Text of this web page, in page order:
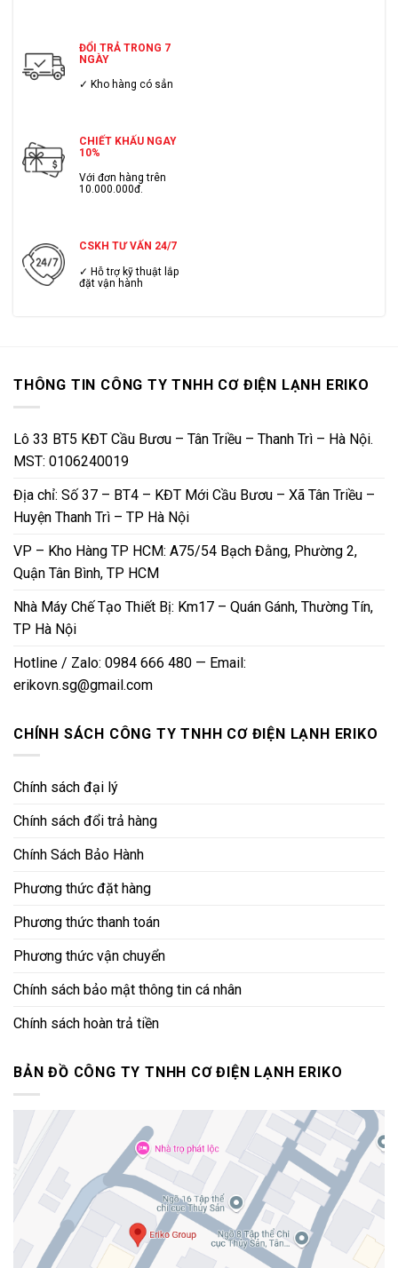
ĐỔI TRẢ TRONG 7
NGÀY
✓ Kho hàng có sẳn
CHIẾT KHẤU NGAY
10%
Với đơn hàng trên
10.000.000đ.
CSKH TƯ VẤN 24/7
✓ Hỗ trợ kỹ thuật lắp
đặt vận hành
THÔNG TIN CÔNG TY TNHH CƠ ĐIỆN LẠNH ERIKO
Lô 33 BT5 KĐT Cầu Bươu – Tân Triều – Thanh Trì – Hà Nội.
MST: 0106240019
Địa chỉ: Số 37 – BT4 – KĐT Mới Cầu Bươu – Xã Tân Triều –
Huyện Thanh Trì – TP Hà Nội
VP – Kho Hàng TP HCM: A75/54 Bạch Đằng, Phường 2,
Quận Tân Bình, TP HCM
Nhà Máy Chế Tạo Thiết Bị: Km17 – Quán Gánh, Thường Tín,
TP Hà Nội
Hotline / Zalo: 0984 666 480 — Email:
erikovn.sg@gmail.com
CHÍNH SÁCH CÔNG TY TNHH CƠ ĐIỆN LẠNH ERIKO
Chính sách đại lý
Chính sách đổi trả hàng
Chính Sách Bảo Hành
Phương thức đặt hàng
Phương thức thanh toán
Phương thức vận chuyển
Chính sách bảo mật thông tin cá nhân
Chính sách hoàn trả tiền
BẢN ĐỒ CÔNG TY TNHH CƠ ĐIỆN LẠNH ERIKO